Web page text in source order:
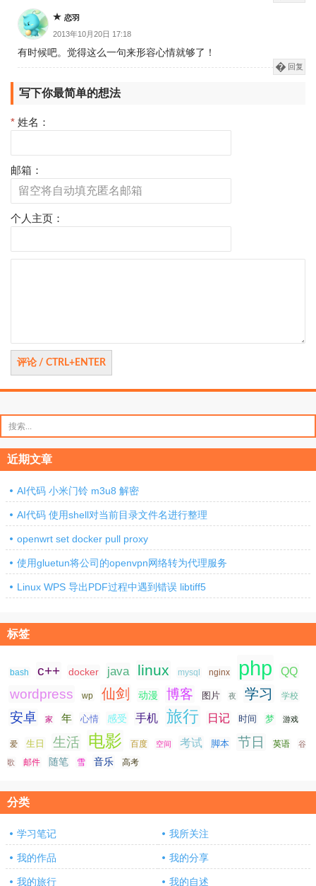
恋羽
2013年10月20日 17:18
有时候吧。觉得这么一句来形容心情就够了！
回复
写下你最简单的想法
* 姓名：
邮箱：
个人主页：
索：
近期文章
AI代码 小米门铃 m3u8 解密
AI代码 使用shell对当前目录文件名进行整理
openwrt set docker pull proxy
使用gluetun将公司的openvpn网络转为代理服务
Linux WPS 导出PDF过程中遇到错误 libtiff5
标签
bash c++ docker java linux mysql nginx php QQ
wordpress wp 仙剑 动漫 博客 图片 夜 学习 学校
安卓 家 年 心情 感受 手机 旅行 日记 时间 梦 游戏
爱 生日 生活 电影 百度 空间 考试 脚本 节日 英语 谷
歌 邮件 随笔 雪 音乐 高考
分类
学习笔记 我所关注
我的作品 我的分享
我的旅行 我的自述